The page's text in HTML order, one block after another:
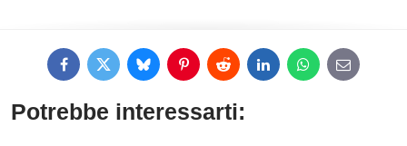
FacebookTwitterBlueskyPinterestReddit LinkedInWhatsApp
E-
mail
Potrebbe interessarti: